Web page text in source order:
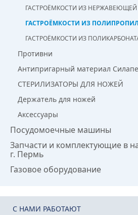
ГАСТРОЁМКОСТИ ИЗ НЕРЖАВЕЮЩЕЙ
ГАСТРОЁМКОСТИ ИЗ
ГАСТРОЁМКОСТИ ИЗ
Противни
Антипригарный материал
СТЕРИЛИЗАТОРЫ ДЛЯ НОЖЕЙ
Держатель для ножей
Аксессуары
Посудомоечные машины
Запчасти и комплектующие в
г. Пермь
Газовое оборудование
C НАМИ РАБОТАЮТ